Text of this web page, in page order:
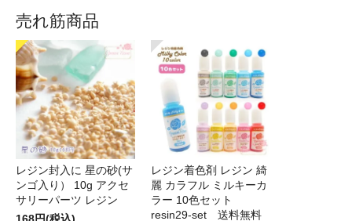
売れ筋商品
レジン封入に 星の砂(サ
ンゴ入り） 10g アクセ
サリーパーツ レジン
レジン着色剤 レジン 綺
麗 カラフル ミルキーカ
ラー 10色セット
resin29-set 送料無料